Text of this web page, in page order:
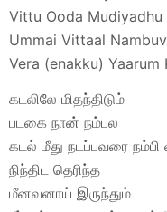
Vittu Ooda Mudiyadhu
Ummai Vittaal
Vera (enakku) Yaarum
கடலிலே மிதந்திடும்
படகை நான் நம்பல
கடல் மீது நடப்பவரை
நிந்திட தெரிந்த
மீனவனாய் இருந்தும்